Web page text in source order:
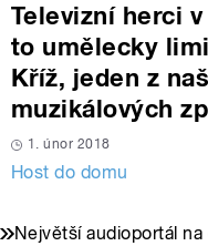
Televizní herci
to umělecky
Kříž, jeden z
muzikálových
1. únor 2018
Host do domu
Největší audioportál